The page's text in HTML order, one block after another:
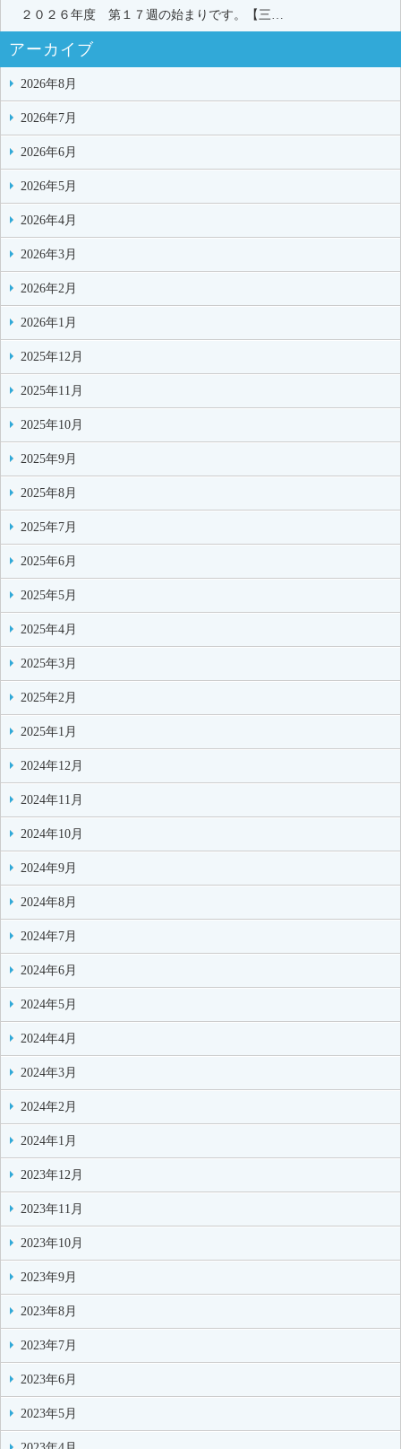
２０２６年度 第１７週の始まりです。【三…
アーカイブ
2026年8月
2026年7月
2026年6月
2026年5月
2026年4月
2026年3月
2026年2月
2026年1月
2025年12月
2025年11月
2025年10月
2025年9月
2025年8月
2025年7月
2025年6月
2025年5月
2025年4月
2025年3月
2025年2月
2025年1月
2024年12月
2024年11月
2024年10月
2024年9月
2024年8月
2024年7月
2024年6月
2024年5月
2024年4月
2024年3月
2024年2月
2024年1月
2023年12月
2023年11月
2023年10月
2023年9月
2023年8月
2023年7月
2023年6月
2023年5月